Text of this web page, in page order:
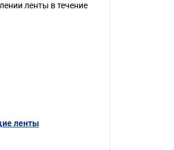
ленты в течение
ленты